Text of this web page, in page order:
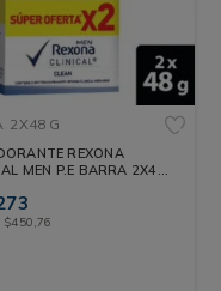
2X48 G
REXONA
MEN P.E BARRA 2X48
$450 ,76